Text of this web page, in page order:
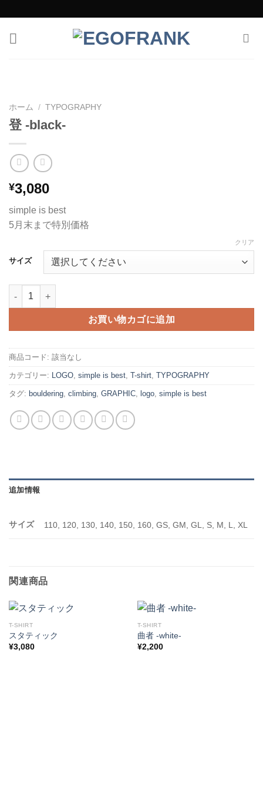
content
ホーム / TYPOGRAPHY
登 -black-
¥3,080
simple is best
5月末まで特別価格
サイズ
クリア
登 -black-個
お買い物カゴに追加
商品コード: 該当なし
カテゴリー: LOGO, simple is best, T-shirt, TYPOGRAPHY
タグ: bouldering, climbing, GRAPHIC, logo, simple is best
追加情報
サイズ 110, 120, 130, 140, 150, 160, GS, GM, GL, S, M, L, XL
関連商品
T-SHIRT
スタティック
¥3,080
T-SHIRT
曲者 -white-
¥2,200